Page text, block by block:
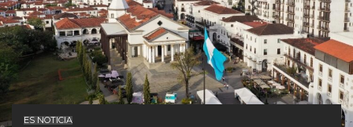
ES NOTICIA